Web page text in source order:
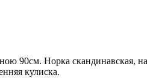
90см. Норка скандинавская,
кулиска.